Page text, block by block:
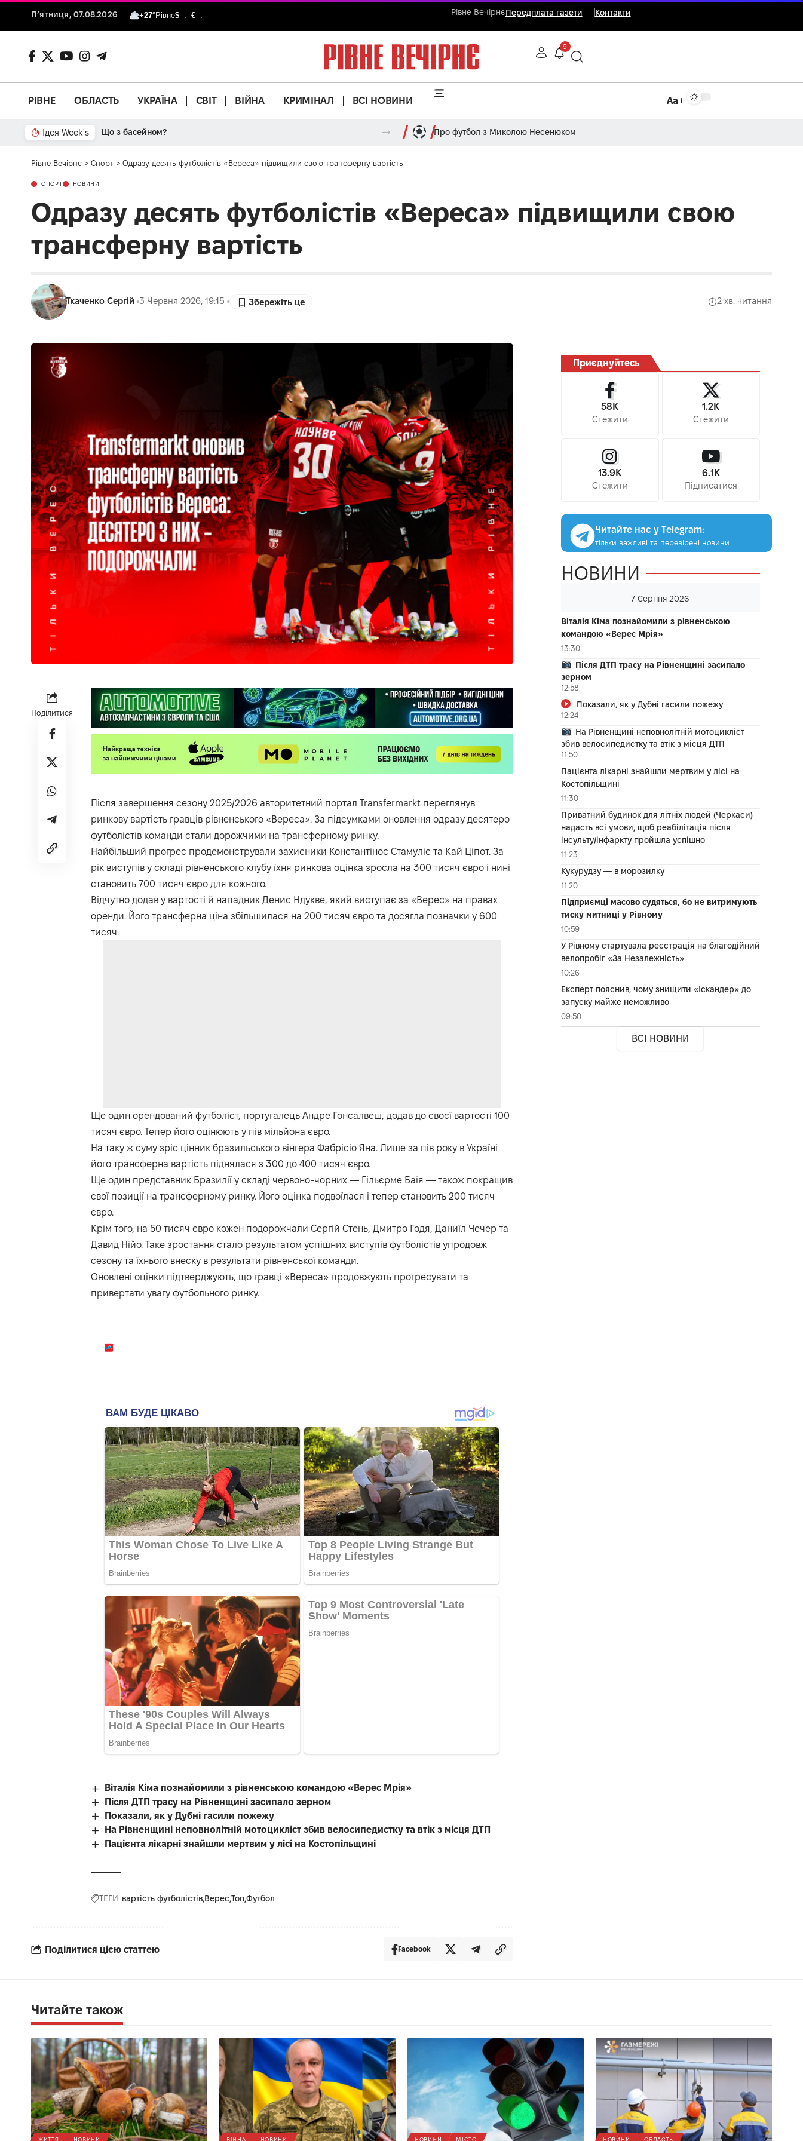
П’ятниця, 07.08.2026 +27°Рівне$--.--€--.-- Рівне ВечірнєПередплата газети Контакти
9
РІВНЕ ОБЛАСТЬ УКРАЇНА СВІТ ВІЙНА КРИМІНАЛ ВСІ НОВИНИ Аа
Ідея Week's Від паркану до картонки Про футбол з Миколою Несенюком
Рівне Вечірнє > Спорт > Одразу десять футболістів «Вереса» підвищили свою трансферну вартість
СПОРТ НОВИНИ
Одразу десять футболістів «Вереса» підвищили свою
трансферну вартість
Ткаченко Сергій 3 Червня 2026, 19:15 2 хв. читання
Поділитися
Після завершення сезону 2025/2026 авторитетний портал Transfermarkt переглянув
ринкову вартість гравців рівненського «Вереса». За підсумками оновлення одразу десятеро
футболістів команди стали дорожчими на трансферному ринку.
Найбільший прогрес продемонстрували захисники Константінос Стамуліс та Кай Ціпот. За
рік виступів у складі рівненського клубу їхня ринкова оцінка зросла на 300 тисяч євро і нині
становить 700 тисяч євро для кожного.
Відчутно додав у вартості й нападник Денис Ндукве, який виступає за «Верес» на правах
оренди. Його трансферна ціна збільшилася на 200 тисяч євро та досягла позначки у 600
тисяч.
Ще один орендований футболіст, португалець Андре Гонсалвеш, додав до своєї вартості 100
тисяч євро. Тепер його оцінюють у пів мільйона євро.
На таку ж суму зріс цінник бразильського вінгера Фабрісіо Яна. Лише за пів року в Україні
його трансферна вартість піднялася з 300 до 400 тисяч євро.
Ще один представник Бразилії у складі червоно-чорних — Гільєрме Баїя — також покращив
свої позиції на трансферному ринку. Його оцінка подвоїлася і тепер становить 200 тисяч
євро.
Крім того, на 50 тисяч євро кожен подорожчали Сергій Стень, Дмитро Годя, Даниїл Чечер та
Давид Нійо. Таке зростання стало результатом успішних виступів футболістів упродовж
сезону та їхнього внеску в результати рівненської команди.
Оновлені оцінки підтверджують, що гравці «Вереса» продовжують прогресувати та
привертати увагу футбольного ринку.
Віталія Кіма познайомили з рівненською командою «Верес Мрія»
Після ДТП трасу на Рівненщині засипало зерном
Показали, як у Дубні гасили пожежу
На Рівненщині неповнолітній мотоцикліст збив велосипедистку та втік з місця ДТП
Пацієнта лікарні знайшли мертвим у лісі на Костопільщині
ТЕГИ: вартість футболістів Верес ТопФутбол
Поділитися цією статтею Facebook
Приєднуйтесь
58K
Стежити
1.2K
Стежити
13.9K
Стежити
6.1K
Підписатися
Читайте нас у Telegram:
тільки важливі та перевірені новини
НОВИНИ
7 Серпня 2026
Віталія Кіма познайомили з рівненською
командою «Верес Мрія»
13:30
Після ДТП трасу на Рівненщині засипало
зерном
12:58
Показали, як у Дубні гасили пожежу
12:24
На Рівненщині неповнолітній мотоцикліст
збив велосипедистку та втік з місця ДТП
11:50
Пацієнта лікарні знайшли мертвим у лісі на
Костопільщині
11:30
Приватний будинок для літніх людей (Черкаси)
надасть всі умови, щоб реабілітація після
інсульту/інфаркту пройшла успішно
11:23
Кукурудзу — в морозилку
11:20
Підприємці масово судяться, бо не витримують
тиску митниці у Рівному
10:59
У Рівному стартувала реєстрація на благодійний
велопробіг «За Незалежність»
10:26
Експерт пояснив, чому знищити «Іскандер» до
запуску майже неможливо
09:50
ВСІ НОВИНИ
Читайте також
ЖИТТЯ НОВИНИ ВІЙНА НОВИНИ НОВИНИ МІСТО НОВИНИ ОБЛАСТЬ